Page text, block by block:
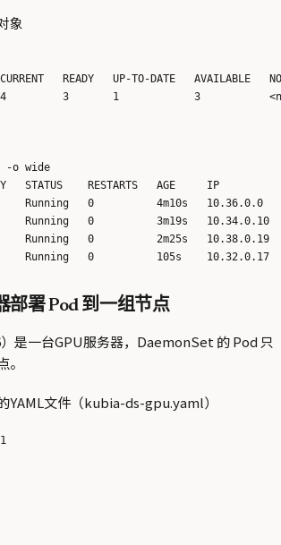
象
READY   UP-TO-DATE   AVAILABLE
-o wide
STATUS    RESTARTS   AGE     IP
Running   0          4m10s   10.36.0.0
Running   0          3m19s
Running   0          2m25s
部署 Pod 到一组节点
是一台GPU服务器，DaemonSet 的 Pod 只
YAML文件（kubia-ds-gpu.yaml）